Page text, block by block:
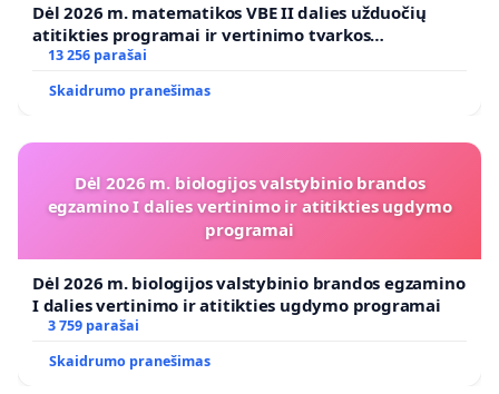
Dėl 2026 m. matematikos VBE II dalies užduočių
atitikties programai ir vertinimo tvarkos
koregavimo
13 256 parašai
Skaidrumo pranešimas
Dėl 2026 m. biologijos valstybinio brandos
egzamino I dalies vertinimo ir atitikties ugdymo
programai
Dėl 2026 m. biologijos valstybinio brandos egzamino
I dalies vertinimo ir atitikties ugdymo programai
3 759 parašai
Skaidrumo pranešimas